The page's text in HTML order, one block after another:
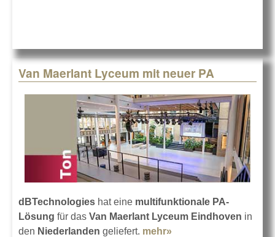
Van Maerlant Lyceum mit neuer PA
dBTechnologies hat eine multifunktionale PA-
Lösung für das Van Maerlant Lyceum Eindhoven in
den Niederlanden geliefert. mehr»